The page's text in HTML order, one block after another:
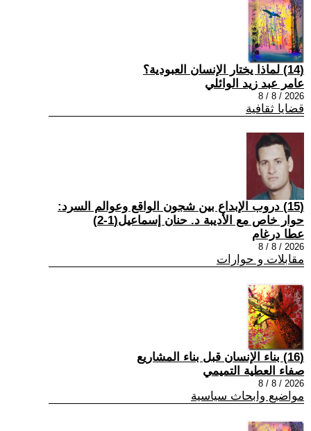
(14) لماذا يختار الإنسان العبودية؟
عامر عبد زيد الوائلي
2026 / 8 / 8
قضايا ثقافية
(15) دروب الإبداع بين شجون الواقع وعوالم السرد:
حوار خاص مع الأديبة د. حنان إسماعيل(1-2)
عطا درغام
2026 / 8 / 8
مقابلات و حوارات
(16) بناء الإنسان قبل بناء المشاريع
صفاء العطية التميمي
2026 / 8 / 8
مواضيع وابحاث سياسية